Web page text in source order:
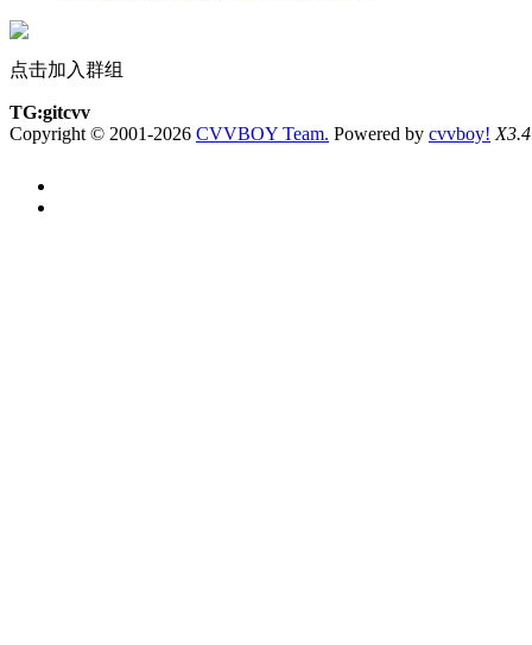
点击加入群组
TG:gitcvv
Copyright © 2001-2026 CVVBOY Team. Powered by cvvboy! X3.4